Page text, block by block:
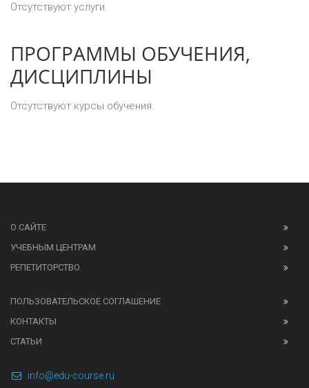
Отсутствуют услуги.
ПРОГРАММЫ ОБУЧЕНИЯ,
ДИСЦИПЛИНЫ
Отсутствуют курсы обучения.
О САЙТЕ
УЧЕБНЫМ ЦЕНТРАМ
РЕПЕТИТОРСТВО
ПОЛЬЗОВАТЕЛЬСКОЕ СОГЛАШЕНИЕ
КОНТАКТЫ
СТАТЬИ
info@edu-course.ru